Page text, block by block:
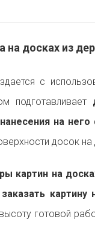
на досках из
с
подготавливает
нанесения на
досок на
картин на
заказать
готовой